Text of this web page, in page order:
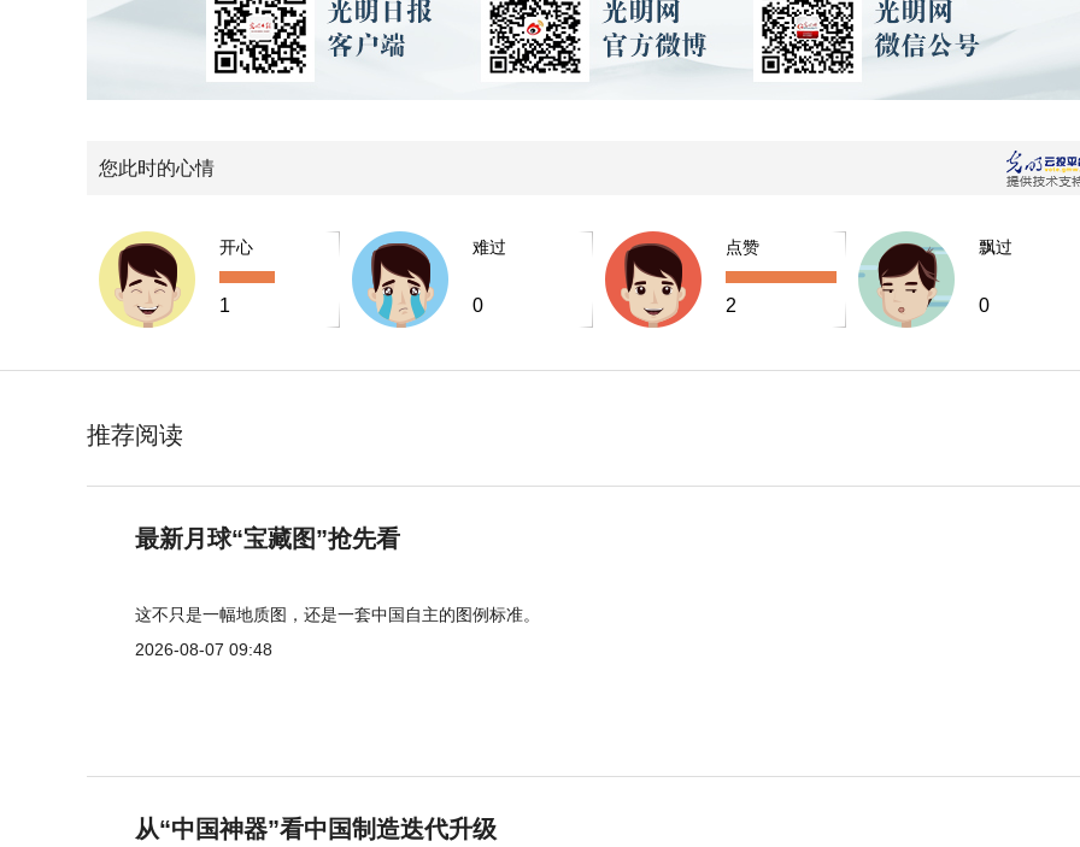
您此时的心情
开心
1
难过
0
点赞
2
飘过
0
推荐阅读
最新月球“宝藏图”抢先看
这不只是一幅地质图，还是一套中国自主的图例标准。
2026-08-07 09:48
从“中国神器”看中国制造迭代升级